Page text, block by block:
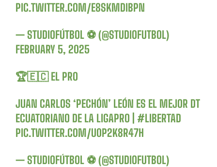
PIC.TWITTER.COM/E8SKMDIBPN
— STUDIOFÚTBOL ⚽ (@STUDIOFUTBOL)
FEBRUARY 5, 2025
🏆🇪🇨 EL PRO
JUAN CARLOS ‘PECHÓN’ LEÓN ES EL MEJOR DT
ECUATORIANO DE LA LIGAPRO |#LIBERTAD
PIC.TWITTER.COM/U0P2K8R47H
— STUDIOFÚTBOL ⚽ (@STUDIOFUTBOL)